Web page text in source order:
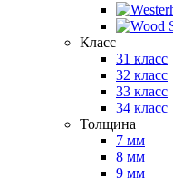
Класс
31 класс
32 класс
33 класс
34 класс
Толщина
7 мм
8 мм
9 мм